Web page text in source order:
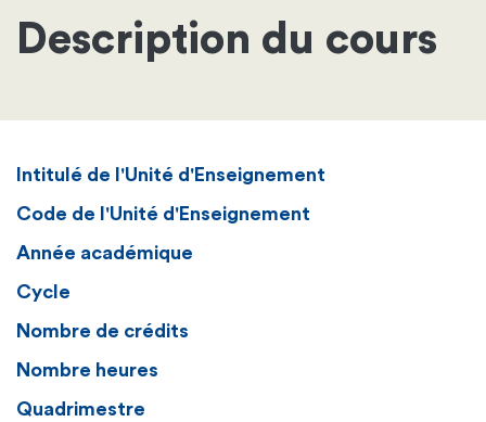
d'Ariane
Description du cours
Intitulé de l'Unité d'Enseignement
Code de l'Unité d'Enseignement
Année académique
Cycle
Nombre de crédits
Nombre heures
Quadrimestre